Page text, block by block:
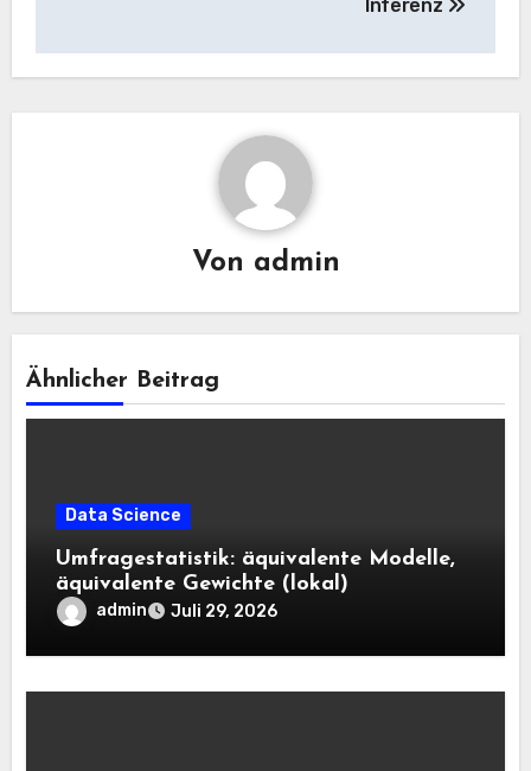
Inferenz
Von admin
Ähnlicher Beitrag
Data Science
Umfragestatistik: äquivalente Modelle,
äquivalente Gewichte (lokal)
admin Juli 29, 2026